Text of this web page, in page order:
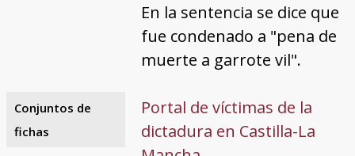
En la sentencia se dice que
fue condenado a "pena de
muerte a garrote vil".
Conjuntos de
fichas
Portal de víctimas de la
dictadura en Castilla-La